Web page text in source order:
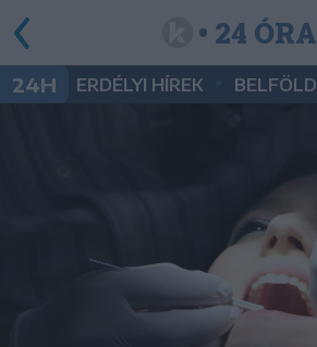
• 24 ÓRA
24H ERDÉLYI HÍREK BELFÖLD